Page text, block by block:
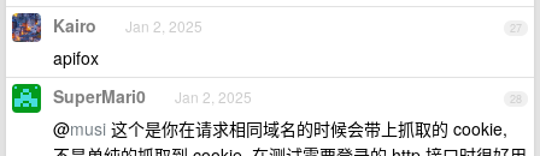
27
Kairo Jan 2, 2025
apifox
28
SuperMari0 Jan 2, 2025
@musi 这个是你在请求相同域名的时候会带上抓取的 cookie,